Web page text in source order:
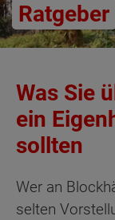
Ratgeber
Was Sie
ein
sollten
Wer an
selten